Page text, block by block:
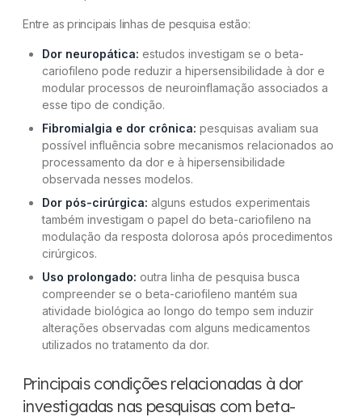
Entre as principais linhas de pesquisa estão:
Dor neuropática: estudos investigam se o beta-
cariofileno pode reduzir a hipersensibilidade à dor e
modular processos de neuroinflamação associados a
esse tipo de condição.
Fibromialgia e dor crônica: pesquisas avaliam sua
possível influência sobre mecanismos relacionados ao
processamento da dor e à hipersensibilidade
observada nesses modelos.
Dor pós-cirúrgica: alguns estudos experimentais
também investigam o papel do beta-cariofileno na
modulação da resposta dolorosa após procedimentos
cirúrgicos.
Uso prolongado: outra linha de pesquisa busca
compreender se o beta-cariofileno mantém sua
atividade biológica ao longo do tempo sem induzir
alterações observadas com alguns medicamentos
utilizados no tratamento da dor.
Principais condições relacionadas à dor
investigadas nas pesquisas com beta-